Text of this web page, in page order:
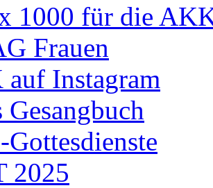
1000 für die
Frauen
auf Instagram
Gesangbuch
2025